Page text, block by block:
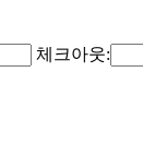
체크아웃: